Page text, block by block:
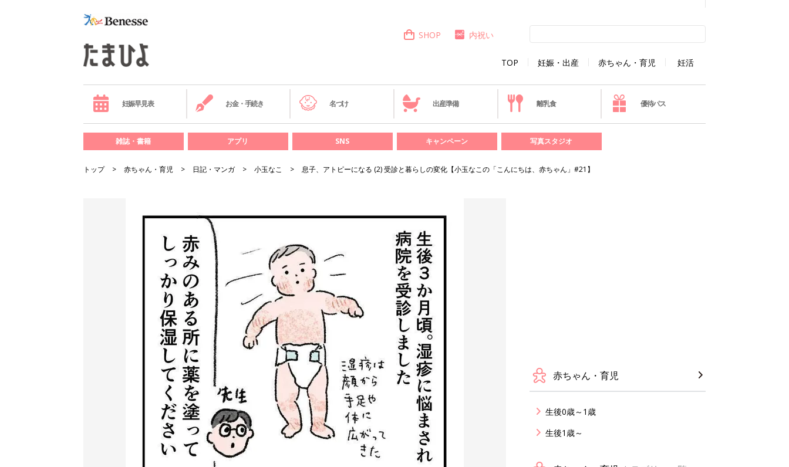
TOP 妊娠・出産 赤ちゃん・育児 妊活
SHOP 内祝い
妊娠早見表 お金・手続き 名づけ 出産準備 離乳食 優待パス
雑誌・書籍 アプリ SNS キャンペーン 写真スタジオ
トップ 赤ちゃん・育児 日記・マンガ 小玉なこ 息子、アトピーになる (2) 受診と暮らしの変化【小玉なこの「こんにちは、赤ちゃん」#21】
赤ちゃん・育児
生後0歳～1歳
生後1歳～